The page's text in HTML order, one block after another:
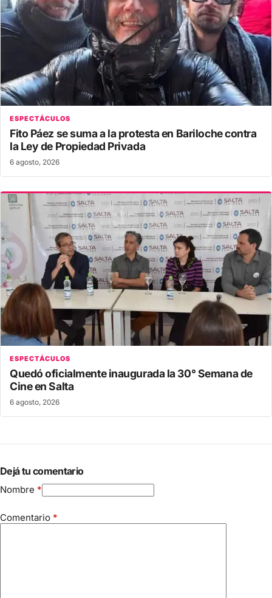
ESPECTÁCULOS
Fito Páez se suma a la protesta en Bariloche contra
la Ley de Propiedad Privada
6 agosto, 2026
ESPECTÁCULOS
Quedó oficialmente inaugurada la 30° Semana de
Cine en Salta
6 agosto, 2026
Dejá tu comentario
Nombre *
Comentario *